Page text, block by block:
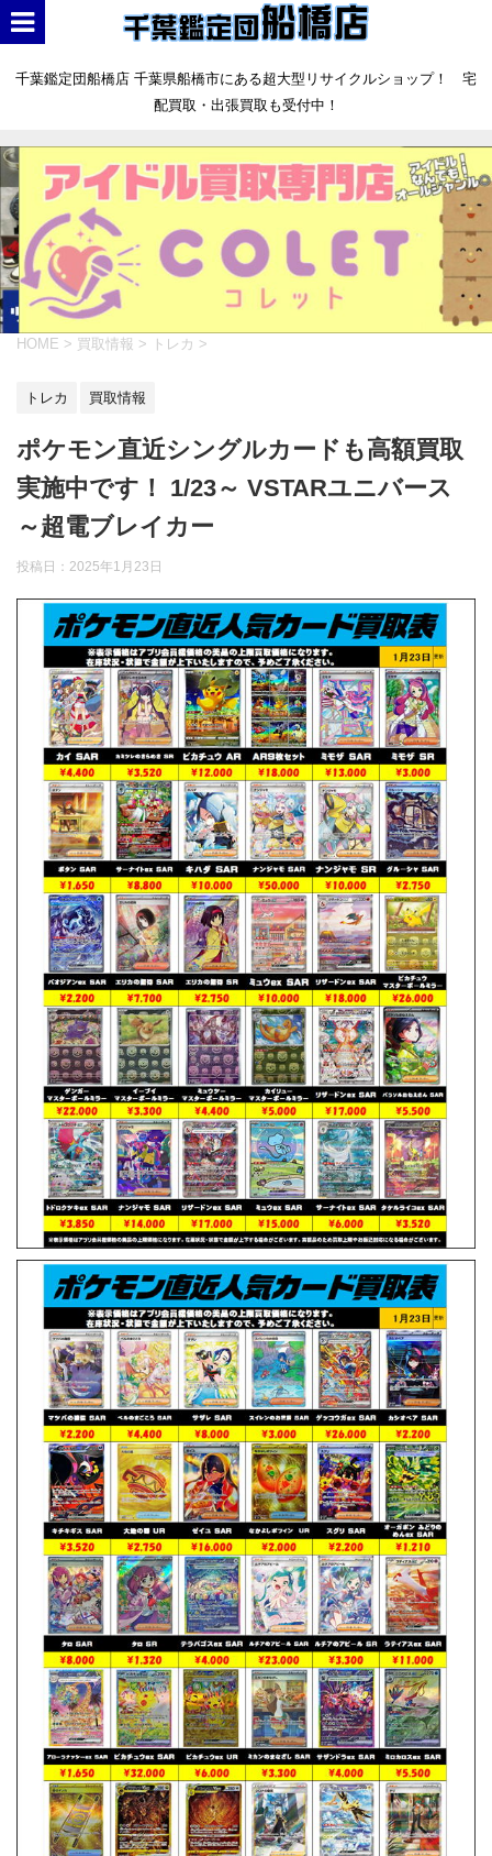
千葉鑑定団船橋店 千葉県船橋市にある超大型リサイクルショップ！ 宅
配買取・出張買取も受付中！
HOME > 買取情報 > トレカ >
トレカ 買取情報
ポケモン直近シングルカードも高額買取
実施中です！ 1/23～ VSTARユニバース
～超電ブレイカー
投稿日： 2025年1月23日